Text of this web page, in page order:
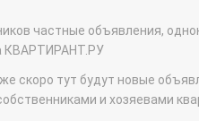
частные объявления,
КВАРТИРАНТ.РУ
скоро тут будут новые
и хозяевами